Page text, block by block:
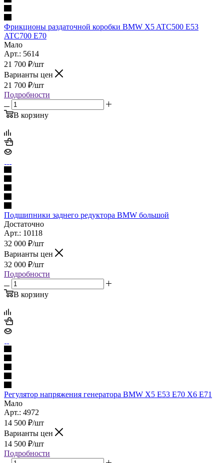
Фрикционы раздаточной коробки BMW X5 ATC500 E53
ATC700 E70
Мало
Арт.: 5614
21 700 ₽/шт
Варианты цен
21 700 ₽/шт
Подробности
В корзину
Подшипники заднего редуктора BMW большой
Достаточно
Арт.: 10118
32 000 ₽/шт
Варианты цен
32 000 ₽/шт
Подробности
В корзину
Регулятор напряжения генератора BMW X5 E53 E70 X6 E71
Мало
Арт.: 4972
14 500 ₽/шт
Варианты цен
14 500 ₽/шт
Подробности